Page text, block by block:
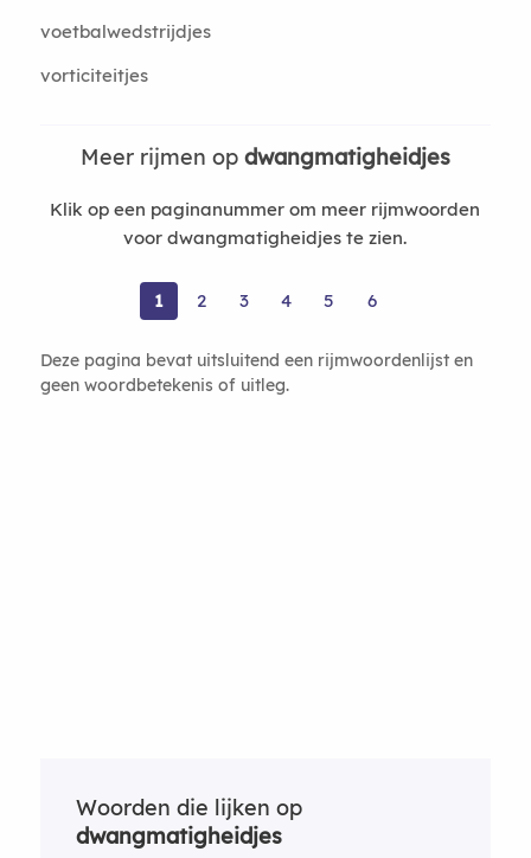
voetbalwedstrijdjes
vorticiteitjes
Meer rijmen op dwangmatigheidjes
Klik op een paginanummer om meer rijmwoorden
voor dwangmatigheidjes te zien.
1 2 3 4 5 6
Deze pagina bevat uitsluitend een rijmwoordenlijst en
geen woordbetekenis of uitleg.
Woorden die lijken op
dwangmatigheidjes